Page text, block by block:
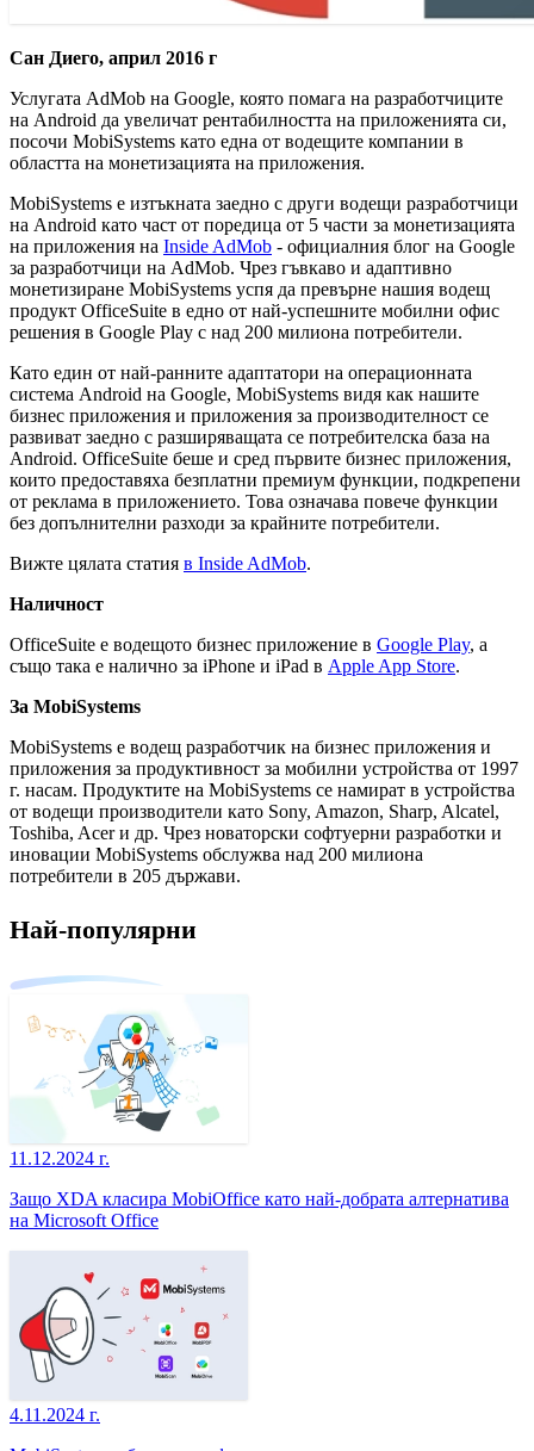
Сан Диего, април 2016 г
Услугата AdMob на Google, която помага на разработчиците
на Android да увеличат рентабилността на приложенията си,
посочи MobiSystems като една от водещите компании в
областта на монетизацията на приложения.
MobiSystems е изтъкната заедно с други водещи разработчици
на Android като част от поредица от 5 части за монетизацията
на приложения на Inside AdMob - официалния блог на Google
за разработчици на AdMob. Чрез гъвкаво и адаптивно
монетизиране MobiSystems успя да превърне нашия водещ
продукт OfficeSuite в едно от най-успешните мобилни офис
решения в Google Play с над 200 милиона потребители.
Като един от най-ранните адаптатори на операционната
система Android на Google, MobiSystems видя как нашите
бизнес приложения и приложения за производителност се
развиват заедно с разширяващата се потребителска база на
Android. OfficeSuite беше и сред първите бизнес приложения,
които предоставяха безплатни премиум функции, подкрепени
от реклама в приложението. Това означава повече функции
без допълнителни разходи за крайните потребители.
Вижте цялата статия в Inside AdMob.
Наличност
OfficeSuite е водещото бизнес приложение в Google Play, а
също така е налично за iPhone и iPad в Apple App Store.
За MobiSystems
MobiSystems е водещ разработчик на бизнес приложения и
приложения за продуктивност за мобилни устройства от 1997
г. насам. Продуктите на MobiSystems се намират в устройства
от водещи производители като Sony, Amazon, Sharp, Alcatel,
Toshiba, Acer и др. Чрез новаторски софтуерни разработки и
иновации MobiSystems обслужва над 200 милиона
потребители в 205 държави.
Най-популярни
11.12.2024 г.
Защо XDA класира MobiOffice като най-добрата алтернатива
на Microsoft Office
4.11.2024 г.